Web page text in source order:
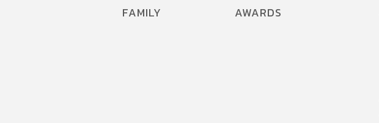
FAMILY
AWARDS